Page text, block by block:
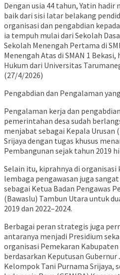
Dengan usia 44 tahun, Yatin
baik dari sisi latar belakang
organisasi dan pengabdian
ia tempuh mulai dari Sekolah
Sekolah Menengah Pertama di
Menengah Atas di SMAN 1
Hukum dari Universitas
(27/4/2026)
Pengabdian dan Pengalaman
Pengalaman kerja dan
pemerintahan desa sudah
menjabat sebagai Kepala Urusan
Srijaya dengan tugas khusus
Pembangunan sejak tahun 2019
Selain itu, kiprahnya di organisasi
lembaga pengawasan juga
sebagai Ketua Badan Pengawas
(Bawaslu) Tambun Utara untuk
2019 dan 2022–2024.
Berbagai peran strategis juga
antaranya menjadi Presidium
organisasi Pemekaran
berdasarkan Keputusan Gubernur
Kelompok Tani Purnama Srijaya,